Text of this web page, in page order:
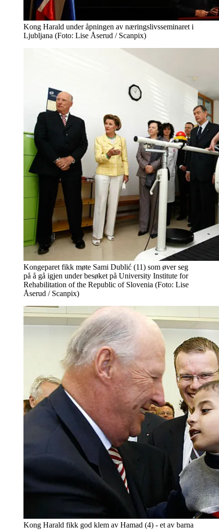
Kong Harald under åpningen av næringslivsseminaret i
Ljubljana (Foto: Lise Åserud / Scanpix)
Kongeparet fikk møte Sami Dublić (11) som øver seg
på å gå igjen under besøket på University Institute for
Rehabilitation of the Republic of Slovenia (Foto: Lise
Åserud / Scanpix)
Kong Harald fikk god klem av Hamad (4) - et av barna